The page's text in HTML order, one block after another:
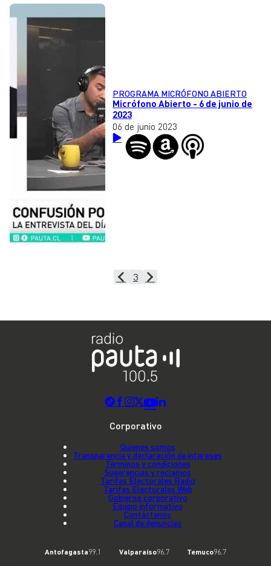
PROGRAMA MICRÓFONO ABIERTO
Micrófono Abierto - 6 de junio de
2023
06 de junio 2023
3
Corporativo
Quienes somos
Transparencia y declaración de intereses
Términos y condiciones
Sugerencias y reclamos
Tarifas Electorales Radio
Tarifas Electorales Web
Gobierno corporativo
Equipo informativo
Contáctenos
Canal de denuncias
Antofagasta99.1 Valparaíso96.7 Temuco96.7